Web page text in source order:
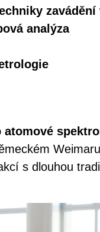
zavádění
analýza
s dlouhou